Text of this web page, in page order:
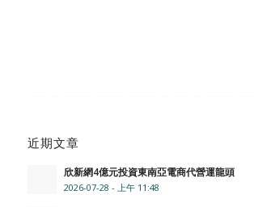
近期文章
欣新網4億元投資東南亞電商代營運龍頭
2026-07-28 - 上午 11:48